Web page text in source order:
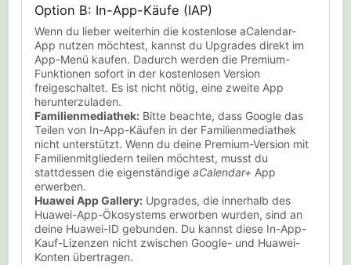
Option B: In-App-Käufe (IAP)
Wenn du lieber weiterhin die kostenlose aCalendar-
App nutzen möchtest, kannst du Upgrades direkt im
App-Menü kaufen. Dadurch werden die Premium-
Funktionen sofort in der kostenlosen Version
freigeschaltet. Es ist nicht nötig, eine zweite App
herunterzuladen.
Familienmediathek: Bitte beachte, dass Google das
Teilen von In-App-Käufen in der Familienmediathek
nicht unterstützt. Wenn du deine Premium-Version mit
Familienmitgliedern teilen möchtest, musst du
stattdessen die eigenständige aCalendar+ App
erwerben.
Huawei App Gallery: Upgrades, die innerhalb des
Huawei-App-Ökosystems erworben wurden, sind an
deine Huawei-ID gebunden. Du kannst diese In-App-
Kauf-Lizenzen nicht zwischen Google- und Huawei-
Konten übertragen.